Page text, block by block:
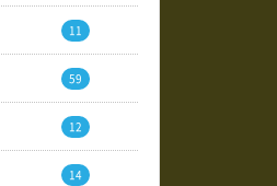
11
59
12
14